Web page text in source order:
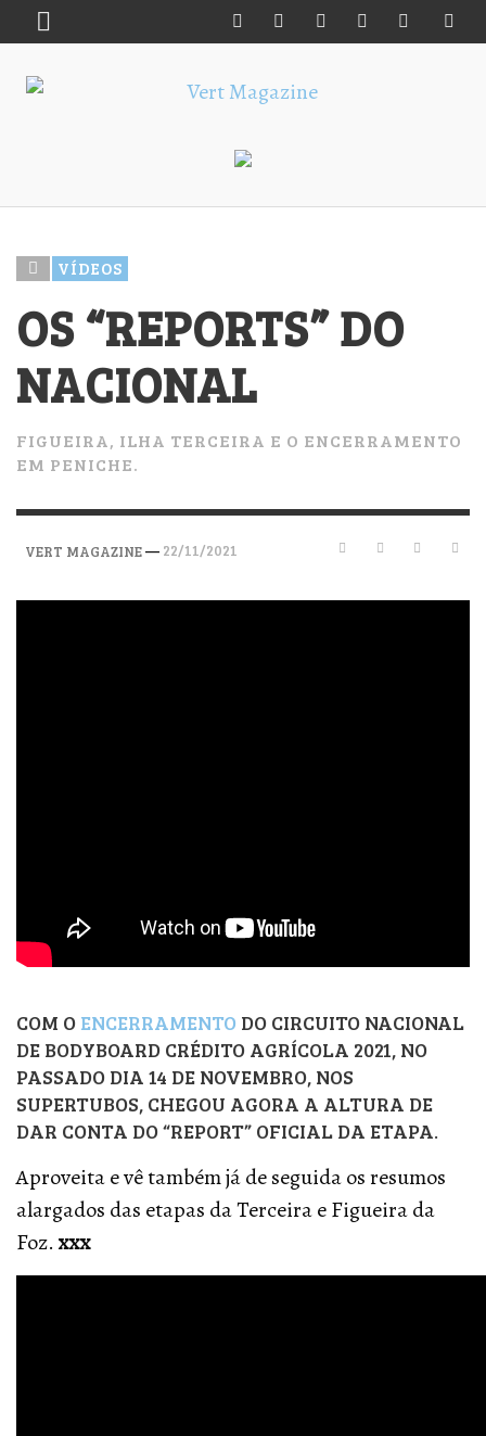
VÍDEOS
OS “REPORTS” DO
NACIONAL
FIGUEIRA, ILHA TERCEIRA E O ENCERRAMENTO
EM PENICHE.
VERT MAGAZINE— 22/11/2021
COM O ENCERRAMENTO DO CIRCUITO NACIONAL
DE BODYBOARD CRÉDITO AGRÍCOLA 2021, NO
PASSADO DIA 14 DE NOVEMBRO, NOS
SUPERTUBOS, CHEGOU AGORA A ALTURA DE
DAR CONTA DO “REPORT” OFICIAL DA ETAPA.
Aproveita e vê também já de seguida os resumos
alargados das etapas da Terceira e Figueira da
Foz. xxx